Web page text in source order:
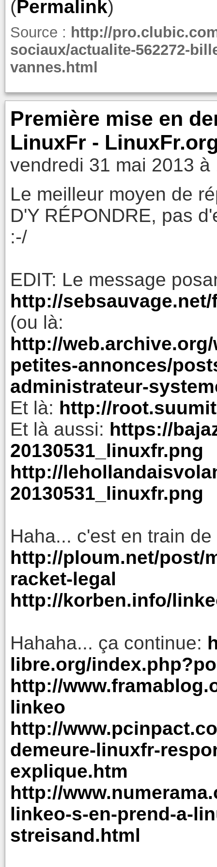
( Permalink)
Source : http://
sociaux/actualite-562272-
vannes.html
Première mise en
LinuxFr -
vendredi 31 mai 2013 à
Le meilleur moyen de
D'Y RÉPONDRE, pas
:-/
EDIT: Le message
http://
(ou là:
http://
petites-annonces/
administrateur-
Et là: http://
Et là aussi: https://
20130531_linuxfr.png
http://
20130531_linuxfr.png
Haha... c'est en train
http://ploum.net/post/
racket-legal
http://korben.info/
Hahaha... ça continue:
libre.org/
http://
linkeo
http://
demeure-linuxfr-
explique.htm
http://
linkeo-s-en-prend-a-
streisand.html